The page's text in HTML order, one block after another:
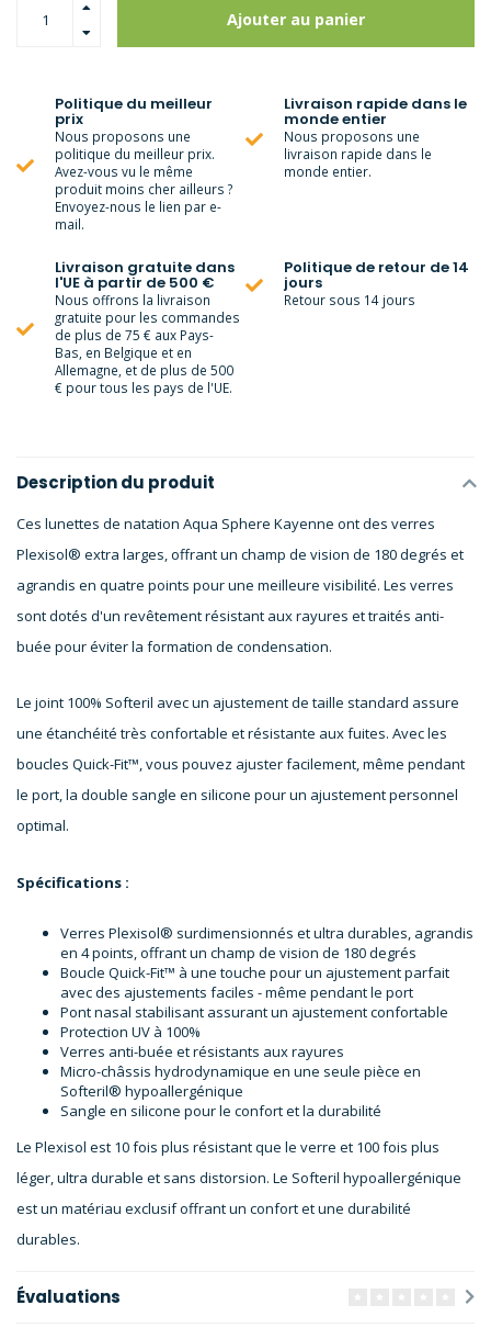
Ajouter au panier
Politique du meilleur
prix
Nous proposons une
politique du meilleur prix.
Avez-vous vu le même
produit moins cher ailleurs ?
Envoyez-nous le lien par e-
mail.
Livraison rapide dans le
monde entier
Nous proposons une
livraison rapide dans le
monde entier.
Livraison gratuite dans
l'UE à partir de 500 €
Nous offrons la livraison
gratuite pour les commandes
de plus de 75 € aux Pays-
Bas, en Belgique et en
Allemagne, et de plus de 500
€ pour tous les pays de l'UE.
Politique de retour de 14
jours
Retour sous 14 jours
Description du produit
Ces lunettes de natation Aqua Sphere Kayenne ont des verres
Plexisol® extra larges, offrant un champ de vision de 180 degrés et
agrandis en quatre points pour une meilleure visibilité. Les verres
sont dotés d'un revêtement résistant aux rayures et traités anti-
buée pour éviter la formation de condensation.
Le joint 100% Softeril avec un ajustement de taille standard assure
une étanchéité très confortable et résistante aux fuites. Avec les
boucles Quick-Fit™, vous pouvez ajuster facilement, même pendant
le port, la double sangle en silicone pour un ajustement personnel
optimal.
Spécifications :
Verres Plexisol® surdimensionnés et ultra durables, agrandis
en 4 points, offrant un champ de vision de 180 degrés
Boucle Quick-Fit™ à une touche pour un ajustement parfait
avec des ajustements faciles - même pendant le port
Pont nasal stabilisant assurant un ajustement confortable
Protection UV à 100%
Verres anti-buée et résistants aux rayures
Micro-châssis hydrodynamique en une seule pièce en
Softeril® hypoallergénique
Sangle en silicone pour le confort et la durabilité
Le Plexisol est 10 fois plus résistant que le verre et 100 fois plus
léger, ultra durable et sans distorsion. Le Softeril hypoallergénique
est un matériau exclusif offrant un confort et une durabilité
durables.
Évaluations